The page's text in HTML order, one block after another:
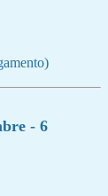
- 6